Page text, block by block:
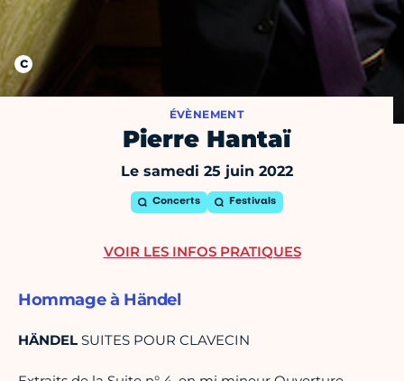
ÉVÈNEMENT
Pierre Hantaï
Le samedi 25 juin 2022
Concerts Festivals
Hommage à Händel
HÄNDEL SUITES POUR CLAVECIN
VOIR LES INFOS PRATIQUES